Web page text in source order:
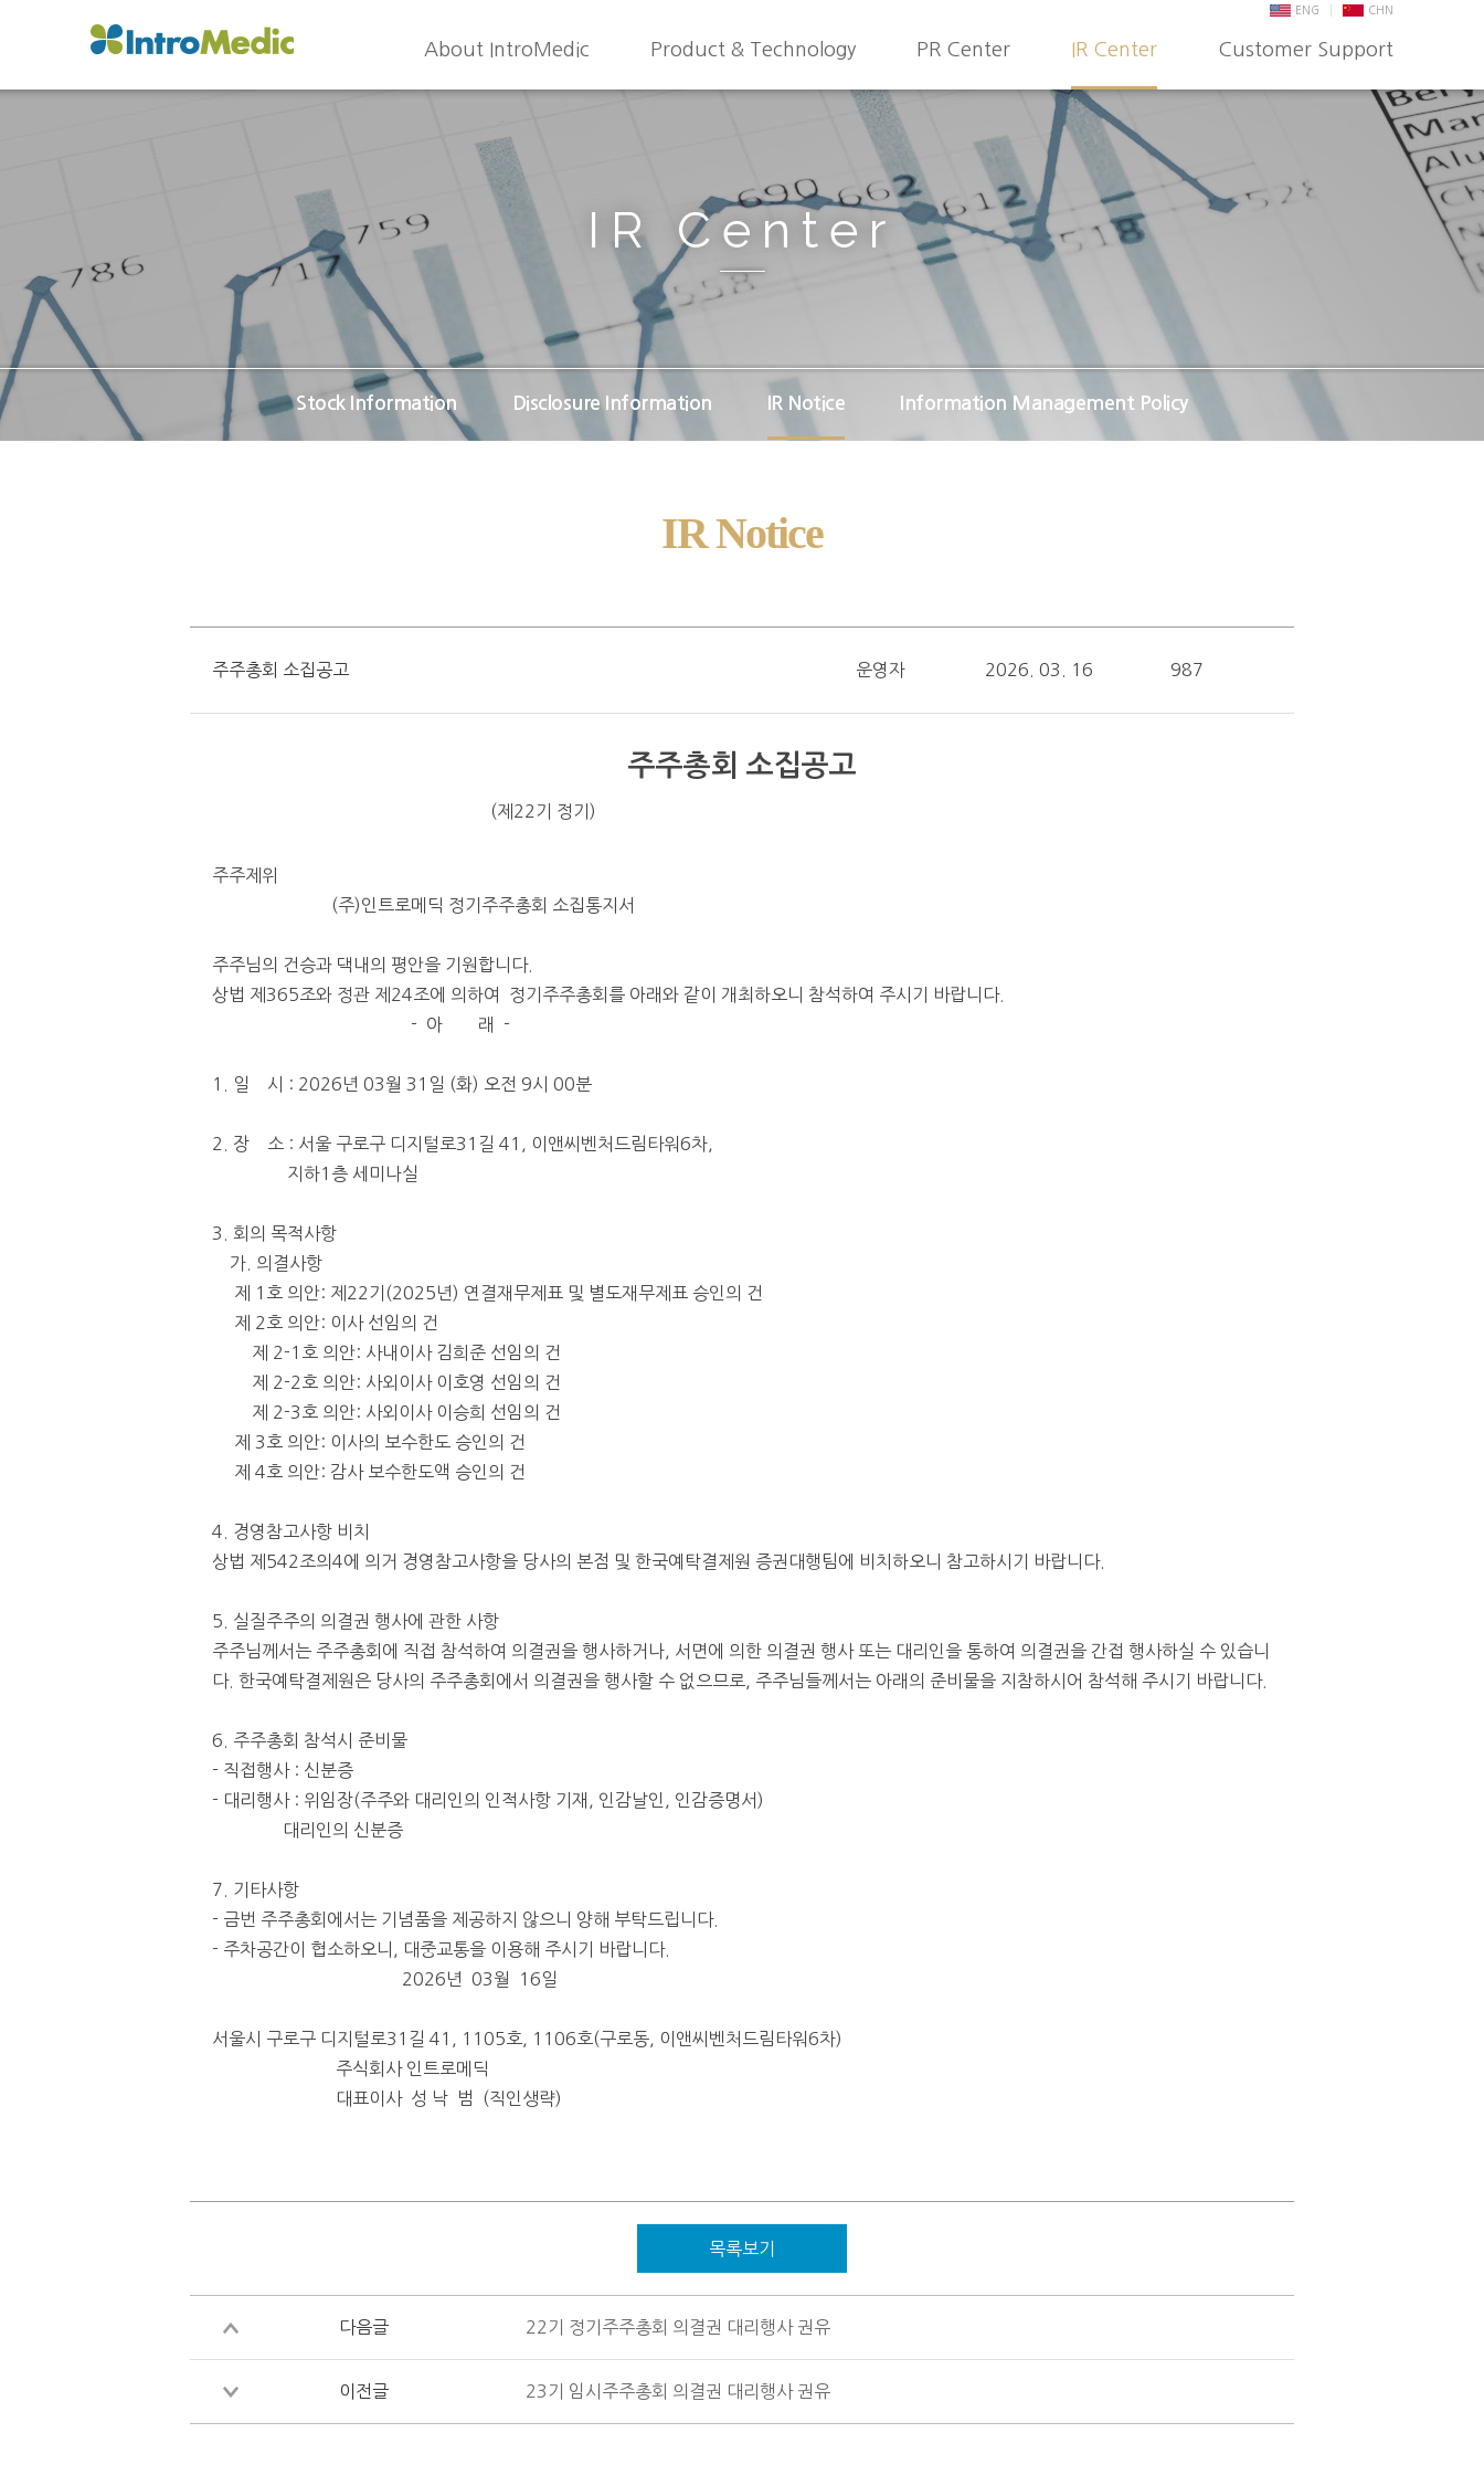
ENG CHN
About IntroMedic Product & Technology PR Center IR Center Customer Support
IR Center
Stock Information Disclosure Information IR Notice Information Management Policy
IR Notice
주주총회 소집공고 운영자 2026. 03. 16 987
주주총회 소집공고
(제 22 기 정기 )
주주제위
(주)인트로메딕 정기주주총회 소집통지서
주주님의 건승과 댁내의 평안을 기원합니다.
상법 제 365조와 정관 제 24조에 의하여 정기주주총회를 아래와 같이 개최하오니 참석하여 주시기 바랍니다.
- 아 래 -
1. 일 시 : 2026년 03월 31 일 (화) 오전 9시 00분
2. 장 소 : 서울 구로구 디지털로31 길 41, 이앤씨벤처드림타워6차
지하1 층 세미나실
3. 회의 목적사항
가
의결사항
제
1 호 의안: 제 22 기 (2025년) 연결재무제표 및 별도재무제표 승인의 건
제
2 호 의안: 이사 선임의 건
제
2-1 호 의안: 사내이사 김희준 선임의 건
제
2-2 호 의안: 사외이사 이호영 선임의 건
제
2-3 호 의안: 사외이사 이승희 선임의 건
제
3 호 의안: 이사의 보수한도 승인의 건
제 4호 의안: 감사 보수한도액 승인의 건
4. 경영참고사항 비치
상법 제 542 조의 4에 의거 경영참고사항을 당사의 본점 및 한국예탁결제원 증권대행팀에 비치하오니 참고하시기 바랍니다.
5. 실질주주의 의결권 행사에 관한 사항
주주님께서는 주주총회에 직접 참석하여 의결권을 행사하거나
서면에 의한 의결권 행사 또는 대리인을 통하여 의결권을 간접 행사하실 수 있습니
다. 한국예탁결제원은 당사의 주주총회에서 의결권을 행사할 수 없으므로 주주님들께서는 아래의 준비물을 지참하시어 참석해 주시기 바랍니다.
6. 주주총회 참석시 준비물
- 직접행사: 신분증
- 대리행사: 위임장(주주와 대리인의 인적사항 기재 인감날인 인감증명서 )
대리인의 신분증
7.
기타사항
- 금번 주주총회에서는 기념품을 제공하지 않으니 양해 부탁드립니다.
- 주차공간이 협소하오니 대중교통을 이용해 주시기 바랍니다.
2026년 03월 16일
서울시 구로구 디지털로31 길 41, 1105호 , 1106호(구로동 이앤씨벤처드림타워6차)
주식회사 인트로메딕
대표이사 성 낙 범 (직인생략)
목록보기
다음글 22기 정기주주총회 의결권 대리행사 권유
이전글 23기 임시주주총회 의결권 대리행사 권유